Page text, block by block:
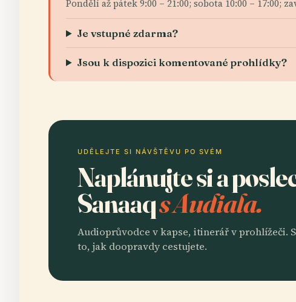
Pondělí až pátek 9:00 – 21:00; sobota 10:00 – 17:00;
Je vstupné zdarma?
Jsou k dispozici komentované prohlídky?
UDĚLEJTE SI NÁVŠTĚVU PO SVÉM
Naplánujte si a
Sanaaqs Audiala.
Audioprůvodce v kapse, itinerář v prohlížeči.
to, jak doopravdy cestujete.